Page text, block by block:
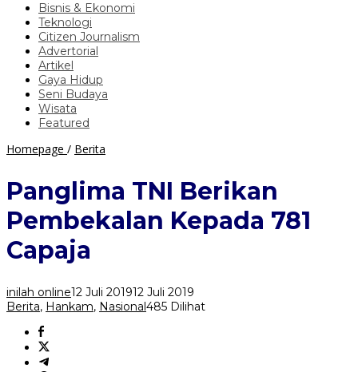
Bisnis & Ekonomi
Teknologi
Citizen Journalism
Advertorial
Artikel
Gaya Hidup
Seni Budaya
Wisata
Featured
Homepage / Berita
Berikan
Pembekalan
Kepada
781
Panglima TNI Berikan
Pembekalan Kepada 781
Capaja
inilah online12 Juli 201912 Juli 2019
Berita, Hankam, Nasional485 Dilihat